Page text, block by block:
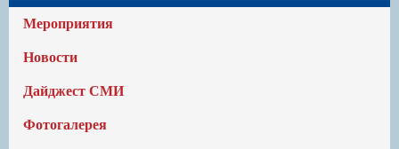
Мероприятия
Новости
Дайджест СМИ
Фотогалерея